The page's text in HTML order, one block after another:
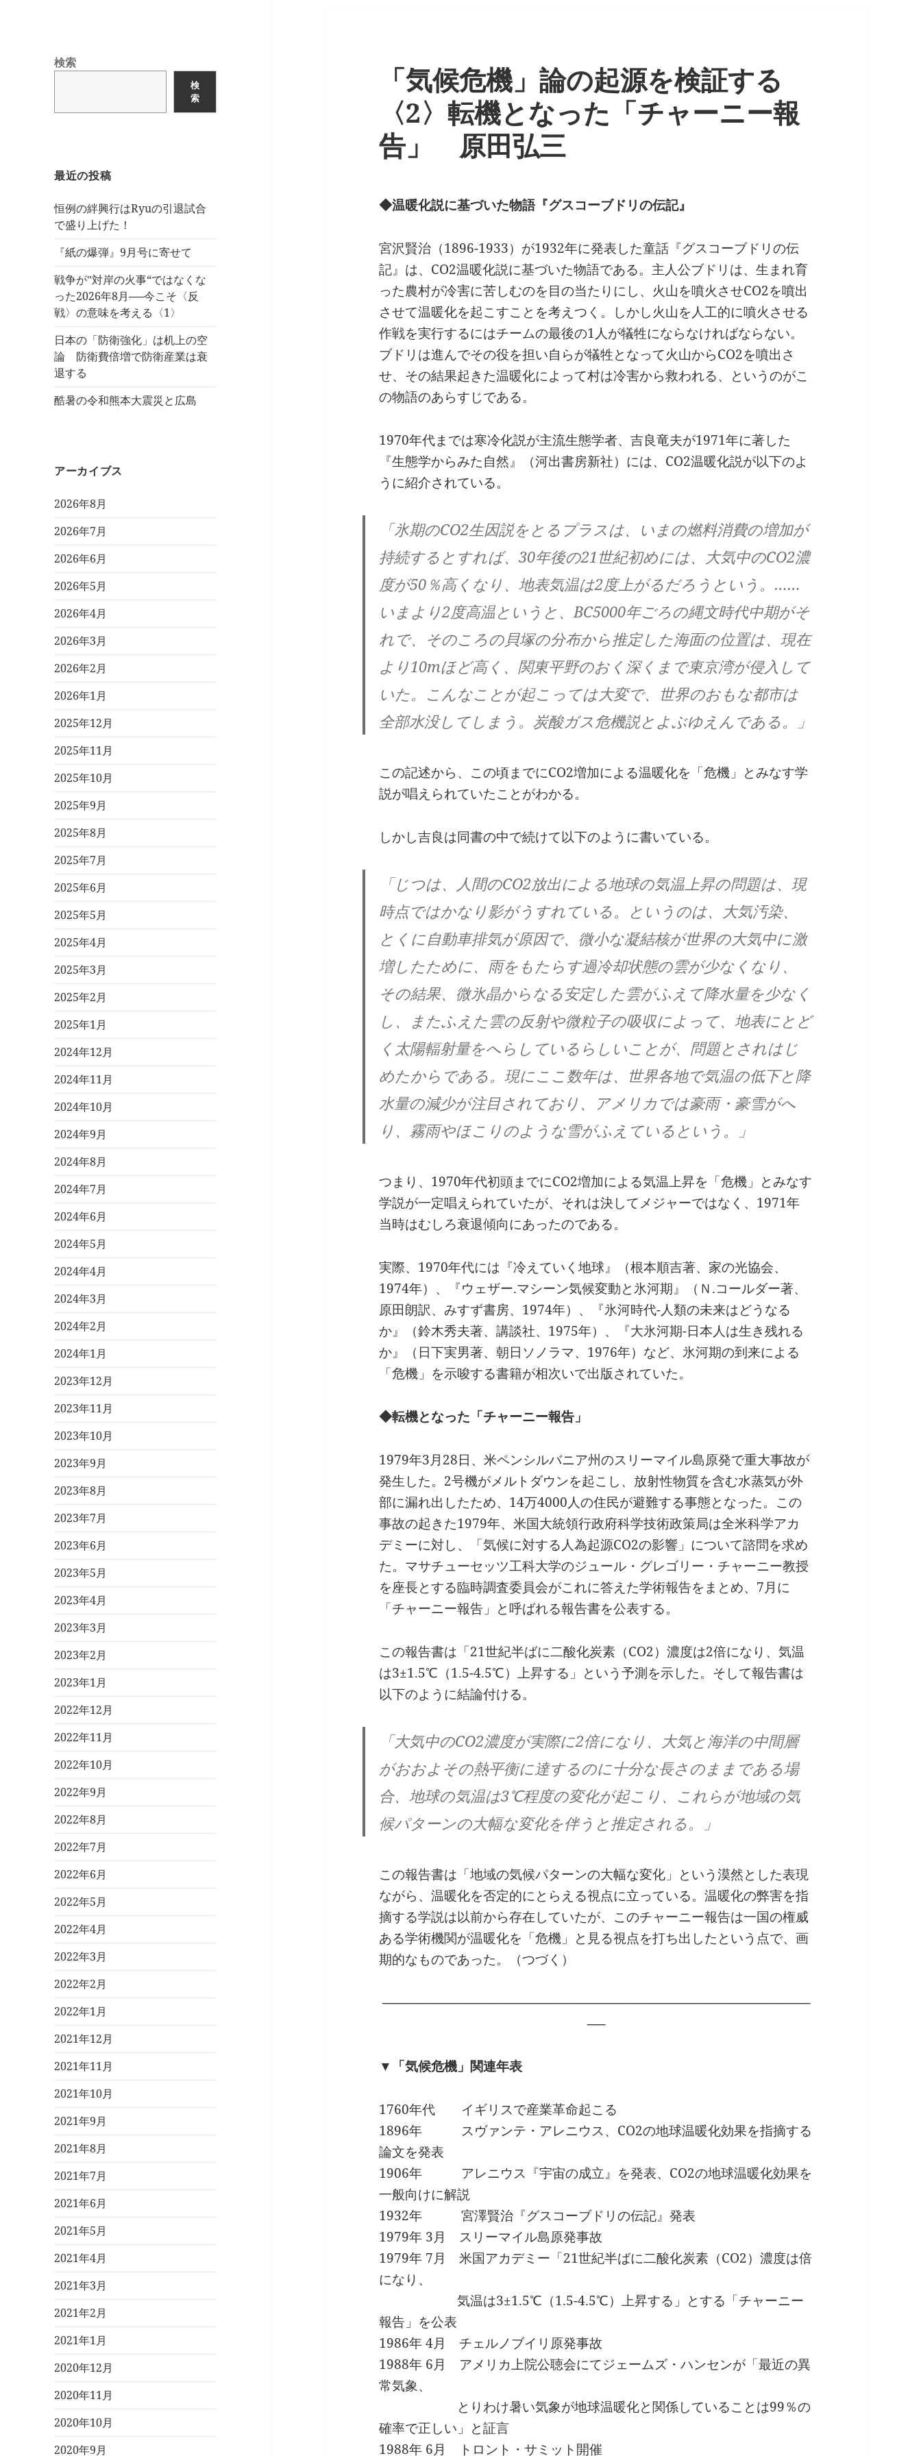
検索
検
索
最近の投稿
恒例の絆興行はRyuの引退試合
で盛り上げた！
『紙の爆弾』9月号に寄せて
戦争が‟対岸の火事“ではなくな
った2026年8月──今こそ〈反
戦〉の意味を考える〈1〉
日本の「防衛強化」は机上の空
論 防衛費倍増で防衛産業は衰
退する
酷暑の令和熊本大震災と広島
アーカイブス
2026年8月
2026年7月
2026年6月
2026年5月
2026年4月
2026年3月
2026年2月
2026年1月
2025年12月
2025年11月
2025年10月
2025年9月
2025年8月
2025年7月
2025年6月
2025年5月
2025年4月
2025年3月
2025年2月
2025年1月
2024年12月
2024年11月
2024年10月
2024年9月
2024年8月
2024年7月
2024年6月
2024年5月
2024年4月
2024年3月
2024年2月
2024年1月
2023年12月
2023年11月
2023年10月
2023年9月
2023年8月
2023年7月
2023年6月
2023年5月
2023年4月
2023年3月
2023年2月
2023年1月
2022年12月
2022年11月
2022年10月
2022年9月
2022年8月
2022年7月
2022年6月
2022年5月
2022年4月
2022年3月
2022年2月
2022年1月
2021年12月
2021年11月
2021年10月
2021年9月
2021年8月
2021年7月
2021年6月
2021年5月
2021年4月
2021年3月
2021年2月
2021年1月
2020年12月
2020年11月
2020年10月
2020年9月
「気候危機」論の起源を検証する
〈2〉転機となった「チャーニー報
告」 原田弘三
◆温暖化説に基づいた物語『グスコーブドリの伝記』
宮沢賢治（1896-1933）が1932年に発表した童話『グスコーブドリの伝
記』は、CO2温暖化説に基づいた物語である。主人公ブドリは、生まれ育
った農村が冷害に苦しむのを目の当たりにし、火山を噴火させCO2を噴出
させて温暖化を起こすことを考えつく。しかし火山を人工的に噴火させる
作戦を実行するにはチームの最後の1人が犠牲にならなければならない。
ブドリは進んでその役を担い自らが犠牲となって火山からCO2を噴出さ
せ、その結果起きた温暖化によって村は冷害から救われる、というのがこ
の物語のあらすじである。
1970年代までは寒冷化説が主流生態学者、吉良竜夫が1971年に著した
『生態学からみた自然』（河出書房新社）には、CO2温暖化説が以下のよ
うに紹介されている。
「氷期のCO2生因説をとるプラスは、いまの燃料消費の増加が
持続するとすれば、30年後の21世紀初めには、大気中のCO2濃
度が50％高くなり、地表気温は2度上がるだろうという。……
いまより2度高温というと、BC5000年ごろの縄文時代中期がそ
れで、そのころの貝塚の分布から推定した海面の位置は、現在
より10mほど高く、関東平野のおく深くまで東京湾が侵入して
いた。こんなことが起こっては大変で、世界のおもな都市は
全部水没してしまう。炭酸ガス危機説とよぶゆえんである。」
この記述から、この頃までにCO2増加による温暖化を「危機」とみなす学
説が唱えられていたことがわかる。
しかし吉良は同書の中で続けて以下のように書いている。
「じつは、人間のCO2放出による地球の気温上昇の問題は、現
時点ではかなり影がうすれている。というのは、大気汚染、
とくに自動車排気が原因で、微小な凝結核が世界の大気中に激
増したために、雨をもたらす過冷却状態の雲が少なくなり、
その結果、微氷晶からなる安定した雲がふえて降水量を少なく
し、またふえた雲の反射や微粒子の吸収によって、地表にとど
く太陽輻射量をへらしているらしいことが、問題とされはじ
めたからである。現にここ数年は、世界各地で気温の低下と降
水量の減少が注目されており、アメリカでは豪雨・豪雪がへ
り、霧雨やほこりのような雪がふえているという。」
つまり、1970年代初頭までにCO2増加による気温上昇を「危機」とみなす
学説が一定唱えられていたが、それは決してメジャーではなく、1971年
当時はむしろ衰退傾向にあったのである。
実際、1970年代には『冷えていく地球』（根本順吉著、家の光協会、
1974年）、『ウェザー.マシーン気候変動と氷河期』（Ｎ.コールダー著、
原田朗訳、みすず書房、1974年）、『氷河時代-人類の未来はどうなる
か』（鈴木秀夫著、講談社、1975年）、『大氷河期-日本人は生き残れる
か』（日下実男著、朝日ソノラマ、1976年）など、氷河期の到来による
「危機」を示唆する書籍が相次いで出版されていた。
◆転機となった「チャーニー報告」
1979年3月28日、米ペンシルバニア州のスリーマイル島原発で重大事故が
発生した。2号機がメルトダウンを起こし、放射性物質を含む水蒸気が外
部に漏れ出したため、14万4000人の住民が避難する事態となった。この
事故の起きた1979年、米国大統領行政府科学技術政策局は全米科学アカ
デミーに対し、「気候に対する人為起源CO2の影響」について諮問を求め
た。マサチューセッツ工科大学のジュール・グレゴリー・チャーニー教授
を座長とする臨時調査委員会がこれに答えた学術報告をまとめ、7月に
「チャーニー報告」と呼ばれる報告書を公表する。
この報告書は「21世紀半ばに二酸化炭素（CO2）濃度は2倍になり、気温
は3±1.5℃（1.5-4.5℃）上昇する」という予測を示した。そして報告書は
以下のように結論付ける。
「大気中のCO2濃度が実際に2倍になり、大気と海洋の中間層
がおおよその熱平衡に達するのに十分な長さのままである場
合、地球の気温は3℃程度の変化が起こり、これらが地域の気
候パターンの大幅な変化を伴うと推定される。」
この報告書は「地域の気候パターンの大幅な変化」という漠然とした表現
ながら、温暖化を否定的にとらえる視点に立っている。温暖化の弊害を指
摘する学説は以前から存在していたが、このチャーニー報告は一国の権威
ある学術機関が温暖化を「危機」と見る視点を打ち出したという点で、画
期的なものであった。（つづく）
────────────────────────────────────────────────
──
▼「気候危機」関連年表
1760年代 イギリスで産業革命起こる
1896年 スヴァンテ・アレニウス、CO2の地球温暖化効果を指摘する
論文を発表
1906年 アレニウス『宇宙の成立』を発表、CO2の地球温暖化効果を
一般向けに解説
1932年 宮澤賢治『グスコーブドリの伝記』発表
1979年 3月 スリーマイル島原発事故
1979年 7月 米国アカデミー「21世紀半ばに二酸化炭素（CO2）濃度は倍
になり、
気温は3±1.5℃（1.5-4.5℃）上昇する」とする「チャーニー
報告」を公表
1986年 4月 チェルノブイリ原発事故
1988年 6月 アメリカ上院公聴会にてジェームズ・ハンセンが「最近の異
常気象、
とりわけ暑い気象が地球温暖化と関係していることは99％の
確率で正しい」と証言
1988年 6月 トロント・サミット開催